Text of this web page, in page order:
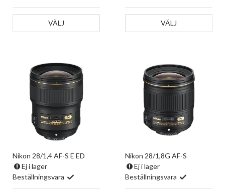
VÄLJ VÄLJ
Nikon 28/1,4 AF-S E ED
Ej i lager
Beställningsvara
Nikon 28/1,8G AF-S
Ej i lager
Beställningsvara